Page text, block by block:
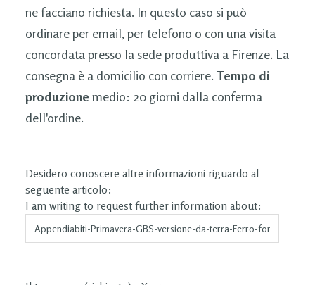
ne facciano richiesta. In questo caso si può
ordinare per email, per telefono o con una visita
concordata presso la sede produttiva a Firenze. La
consegna è a domicilio con corriere. Tempo di
produzione medio: 20 giorni dalla conferma
dell'ordine.
Desidero conoscere altre informazioni riguardo al
seguente articolo:
I am writing to request further information about: